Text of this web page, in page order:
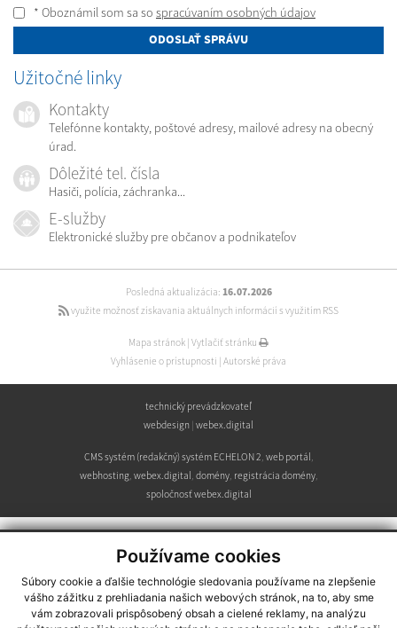
Používame cookies
Súbory cookie a ďalšie technológie sledovania používame na zlepšenie
vášho zážitku z prehliadania našich webových stránok, na to, aby sme
vám zobrazovali prispôsobený obsah a cielené reklamy, na analýzu
* Oboznámil som sa so spracúvaním osobných údajov
ODOSLAŤ SPRÁVU
Užitočné linky
Kontakty
Telefónne kontakty, poštové adresy, mailové adresy na obecný
úrad.
Dôležité tel. čísla
Hasiči, polícia, záchranka...
E-služby
Elektronické služby pre občanov a podnikateľov
Posledná aktualizácia: 16.07.2026
využite možnosť získavania aktuálnych informácií s využitím RSS
Mapa stránok Vytlačiť stránku
Vyhlásenie o prístupnosti Autorské práva
technický prevádzkovateľ
webdesign webex.digital
CMS systém (redakčný) systém ECHELON 2, web portál ,
webhosting, webex.digital , domény, registrácia domény,
spoločnosť webex.digital